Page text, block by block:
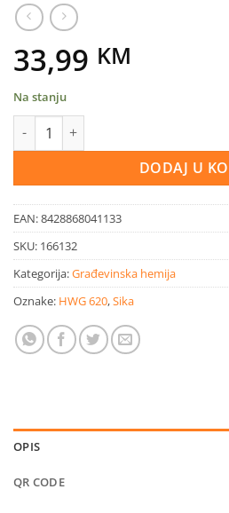
33,99 KM
Na stanju
Sika MonoTop 100 Fire Resistant 5
DODAJ U
EAN:8428868041133
SKU: 166132
Kategorija:Građevinska hemija
Oznake: HWG 620,Sika
OPIS
QR CODE